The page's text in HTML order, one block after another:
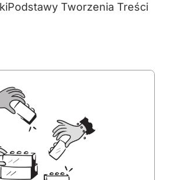
Podstawy Tworzenia Treści